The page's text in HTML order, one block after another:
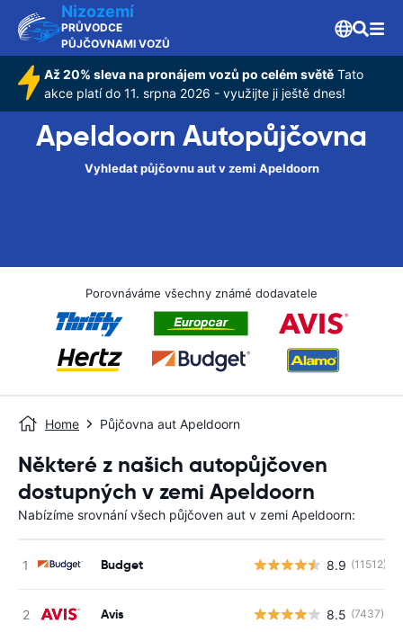
Nizozemí
PRŮVODCE
PŮJČOVNAMI VOZŮ
Až 20% sleva na pronájem vozů po celém světě Tato
akce platí do 11. srpna 2026 - využijte ji ještě dnes!
Apeldoorn Autopůjčovna
Vyhledat půjčovnu aut v zemi Apeldoorn
Porovnáváme všechny známé dodavatele
Home Půjčovna aut Apeldoorn
Některé z našich autopůjčoven
dostupných v zemi Apeldoorn
Nabízíme srovnání všech půjčoven aut v zemi Apeldoorn:
Budget 8.9 (11512)
Avis 8.5 (7437)